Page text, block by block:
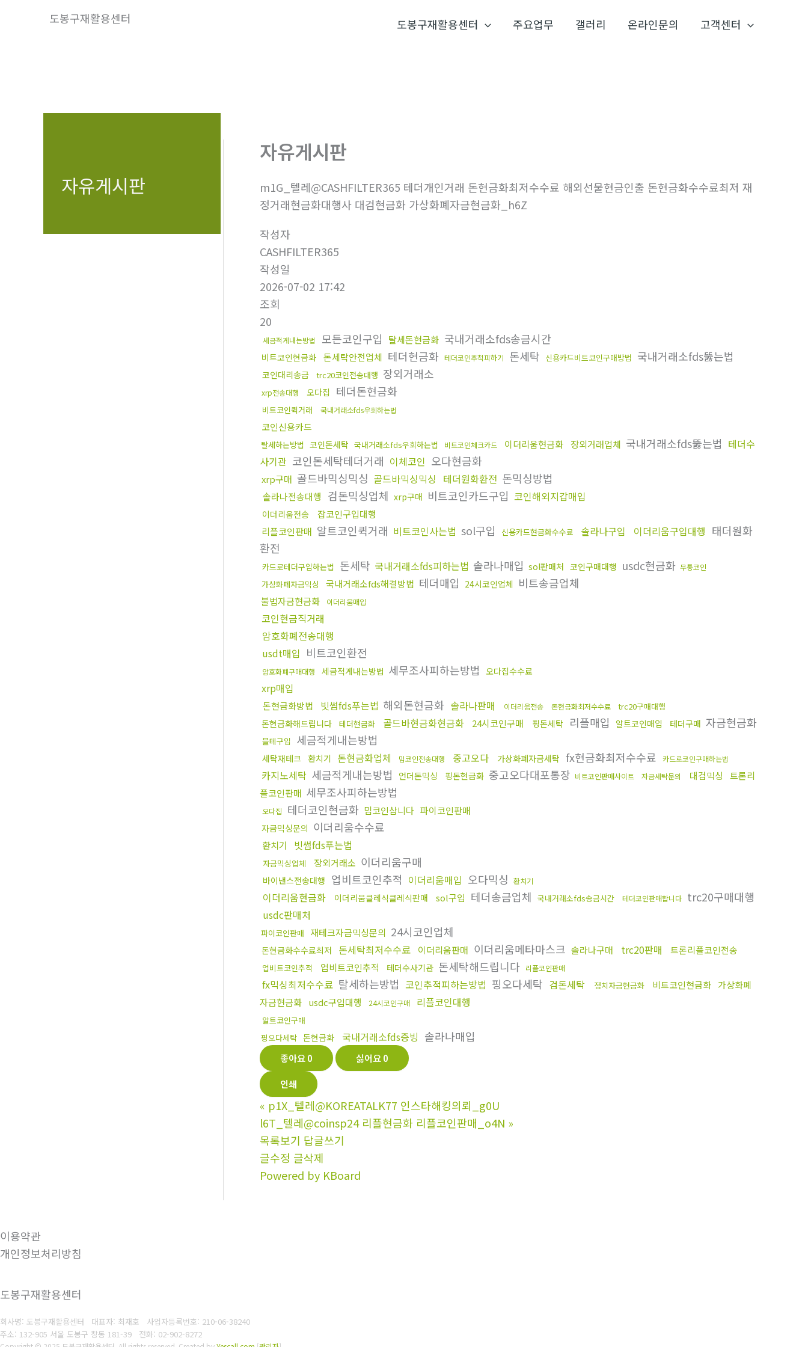
도봉구재활용센터 도봉구재활용센터 주요업무 갤러리 온라인문의 고객센터
자유게시판
자유게시판
m1G_텔레@CASHFILTER365 테더개인거래 돈현금화최저수수료 해외선물현금인출 돈현금화수수료최저 재
정거래현금화대행사 대검현금화 가상화폐자금현금화_h6Z
작성자
CASHFILTER365
작성일
2026-07-02 17:42
조회
20
세금적게내는방법 모든코인구입 탈세돈현금화 국내거래소fds송금시간
비트코인현금화 돈세탁안전업체 테더현금화 테더코인추척피하기 돈세탁 신용카드비트코인구매방법 국내거래소fds뚫는법
코인대리송금 trc20코인전송대행 장외거래소
xrp전송대행 오다집 테더돈현금화
비트코인퀵거래 국내거래소fds우회하는법
코인신용카드
탈세하는방법 코인돈세탁 국내거래소fds우회하는법 비트코인체크카드 이더리움현금화 장외거래업체 국내거래소fds뚫는법 테더수
사기관 코인돈세탁테더거래 이체코인 오다현금화
xrp구매 골드바믹싱믹싱 골드바믹싱믹싱 테더원화환전 돈믹싱방법
솔라나전송대행 검돈믹싱업체 xrp구매 비트코인카드구입 코인해외지갑매입
이더리움전송
잡코인구입대행
리플코인판매 알트코인퀵거래 비트코인사는법 sol구입 신용카드현금화수수료 솔라나구입 이더리움구입대행 태더원화
환전
카드로테더구입하는법 돈세탁 국내거래소fds피하는법 솔라나매입 sol판매처 코인구매대행 usdc현금화 무통코인
가상화폐자금믹싱 국내거래소fds해결방법 테더매입 24시코인업체 비트송금업체
불법자금현금화 이더리움매입
코인현금직거래
암호화폐전송대행
usdt매입 비트코인환전
암호화폐구매대행 세금적게내는방법 세무조사피하는방법 오다집수수료
xrp매입
돈현금화방법 빗썸fds푸는법 해외돈현금화 솔라나판매 이더리움전송 돈현금화최저수수료 trc20구매대행
돈현금화해드립니다 테더현금화 골드바현금화현금화 24시코인구매 핑돈세탁 리플매입 알트코인매입 테더구매 자금현금화
블테구입 세금적게내는방법
세탁재테크 환치기 돈현금화업체 밈코인전송대행 중고오다 가상화폐자금세탁 fx현금화최저수수료 카드로코인구매하는법
카지노세탁 세금적게내는방법 언더돈믹싱 핑돈현금화 중고오다대포통장 비트코인판매사이트 자금세탁문의 대검믹싱
트론리
플코인판매 세무조사피하는방법
오다집 테더코인현금화 밈코인삽니다 파이코인판매
자금믹싱문의 이더리움수수료
환치기 빗썸fds푸는법
자금믹싱업체 장외거래소 이더리움구매
바이낸스전송대행 업비트코인추적 이더리움매입 오다믹싱 환치기
이더리움현금화 이더리움클레식클레식판매 sol구입 테더송금업체 국내거래소fds송금시간 테더코인판매합니다 trc20구매대행
usdc판매처
파이코인판매 재테크자금믹싱문의 24시코인업체
돈현금화수수료최저 돈세탁최저수수료 이더리움판매 이더리움메타마스크 솔라나구매 trc20판매 트론리플코인전송
업비트코인추적 업비트코인추적 테더수사기관 돈세탁해드립니다 리플코인판매
fx믹싱최저수수료 탈세하는방법 코인추적피하는방법 핑오다세탁 검돈세탁 정치자금현금화 비트코인현금화 가상화폐
자금현금화 usdc구입대행 24시코인구매 리플코인대행
알트코인구매
핑오다세탁 돈현금화 국내거래소fds증빙 솔라나매입
좋아요0 싫어요0
인쇄
« p1X_텔레@KOREATALK77 인스타해킹의뢰_g0U
l6T_텔레@coinsp24 리플현금화 리플코인판매_o4N »
목록보기 답글쓰기
글수정 글삭제
Powered by KBoard
이용약관
개인정보처리방침
도봉구재활용센터
회사명: 도봉구재활용센터 대표자: 최재호 사업자등록번호: 210-06-38240
주소: 132-905 서울 도봉구 창동 181-39 전화: 02-902-8272